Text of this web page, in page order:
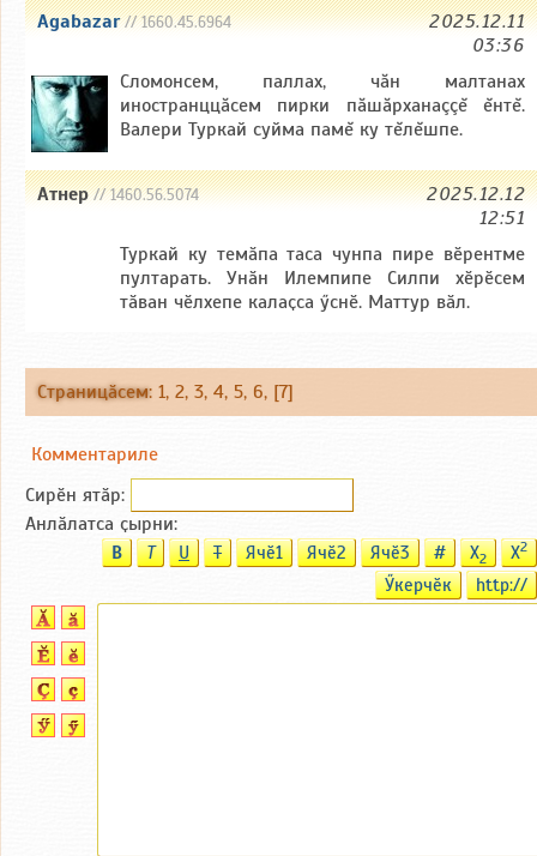
Agabazar// 1660.45.6964
2025.12.11
03:36
Сломонсем, паллах, чăн малтанах
иностранццăсем пирки пăшăрханаççĕ ĕнтĕ.
Валери Туркай суйма памĕ ку тĕлĕшпе.
Атнер// 1460.56.5074
2025.12.12
12:51
Туркай ку темӑпа таса чунпа пире вӗрентме
пултарать. Унӑн Илемпипе Силпи хӗрӗсем
тӑван чӗлхепе калаҫса ӳснӗ. Маттур вӑл.
Страницӑсем: 1, 2, 3, 4, 5, 6, [7]
Комментариле
Сирӗн ятӑp:
Анлӑлатса ҫырни:
B T U T Ячӗ1 Ячӗ2 Ячӗ3 # X2 X2
Ӳкерчӗк http://